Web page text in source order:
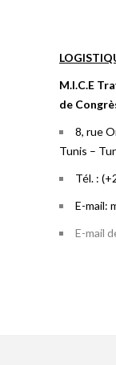
M.I.C.E
de
8, rue
Tunis –
Tél. :
E-mail:
E-mail